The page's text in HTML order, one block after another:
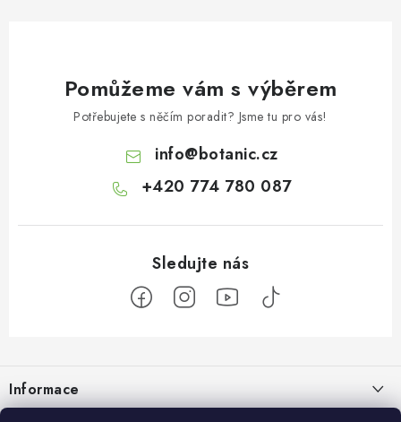
Pomůžeme vám s výběrem
Potřebujete s něčím poradit? Jsme tu pro vás!
info@botanic.cz
+420 774 780 087
pInformace